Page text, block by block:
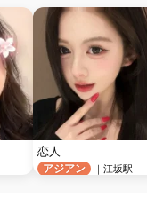
恋人
アジアン ｜江坂駅